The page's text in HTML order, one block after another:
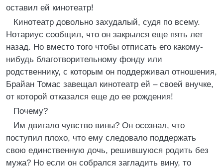
оставил ей кинотеатр!
Кинотеатр довольно захудалый, судя по всему.
Нотариус сообщил, что он закрылся еще пять лет
назад. Но вместо того чтобы отписать его какому-
нибудь благотворительному фонду или
родственнику, с которым он поддерживал отношения,
Брайан Томас завещал кинотеатр ей – своей внучке,
от которой отказался еще до ее рождения!
Почему?
Им двигало чувство вины? Он осознал, что
поступил плохо, что ему следовало поддержать
свою единственную дочь, решившуюся родить без
мужа? Но если он собрался загладить вину, то